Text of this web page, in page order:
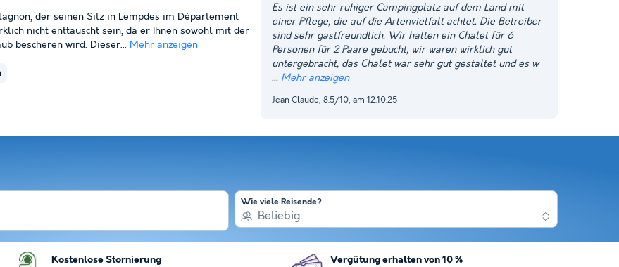
Fotos
Es ist ein sehr ruhiger Campingplatz auf dem Land mit
einer Pflege, die auf die Artenvielfalt achtet. Die Betreiber
sind sehr gastfreundlich. Wir hatten ein Chalet für 6
Personen für 2 Paare gebucht, wir waren wirklich gut
untergebracht, das Chalet war sehr gut gestaltet und es w
Mehr anzeigen
Jean Claude, 8.5/10, am 12.10.25
der seinen Sitz in Lempdes im Département
nicht enttäuscht sein, da er Ihnen sowohl mit der
bescheren wird. Dieser... Mehr anzeigen
Wie viele Reisende?
Beliebig
Kostenlose Stornierung Vergütung erhalten von 10 %